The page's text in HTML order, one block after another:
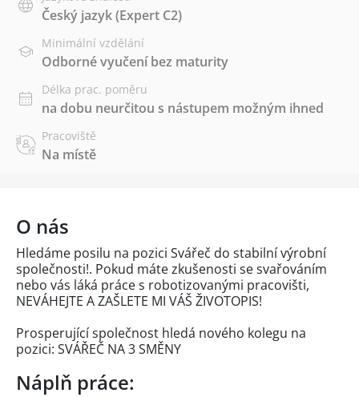
Český jazyk(Expert C2)
Minimální vzdělání
Odborné vyučení bez maturity
Délka prac. poměru
na dobu neurčitou s nástupem možným ihned
Pracoviště
Na místě
O nás
Hledáme posilu na pozici Svářeč do stabilní výrobní
společnosti!. Pokud máte zkušenosti se svařováním
nebo vás láká práce s robotizovanými pracovišti,
NEVÁHEJTE A ZAŠLETE MI VÁŠ ŽIVOTOPIS!
Prosperující společnost hledá nového kolegu na
pozici: SVÁŘEČ NA 3 SMĚNY
Náplň práce: